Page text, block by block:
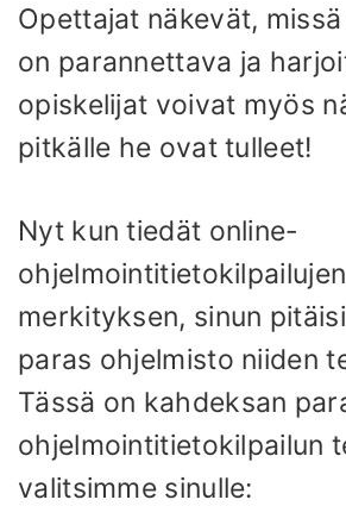
Opettajat näkevät,
on parannettava ja
opiskelijat voivat myös
pitkälle he ovat tulleet!
Nyt kun tiedät online-
ohjelmointitietokilpailujen
merkityksen, sinun
paras ohjelmisto niiden
Tässä on kahdeksan
ohjelmointitietokilpailun
valitsimme sinulle: